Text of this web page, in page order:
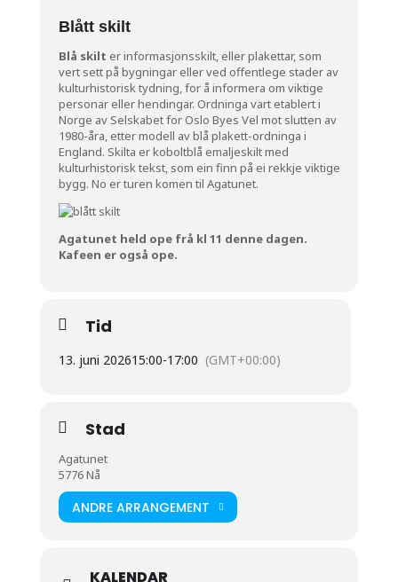
Blått skilt
Blå skilt er informasjonsskilt, eller plakettar, som
vert sett på bygningar eller ved offentlege stader av
kulturhistorisk tydning, for å informera om viktige
personar eller hendingar. Ordninga vart etablert i
Norge av Selskabet for Oslo Byes Vel mot slutten av
1980-åra, etter modell av blå plakett-ordninga i
England. Skilta er koboltblå emaljeskilt med
kulturhistorisk tekst, som ein finn på ei rekkje viktige
bygg. No er turen komen til Agatunet.
Agatunet held ope frå kl 11 denne dagen.
Kafeen er også ope.
Tid
13. juni 202615:00-17:00 (GMT+00:00)
Stad
Agatunet
5776 Nå
ANDRE ARRANGEMENT
KALENDAR